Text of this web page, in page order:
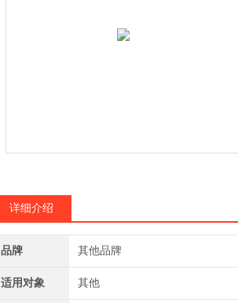
详细介绍
品牌 其他品牌
适用对象 其他